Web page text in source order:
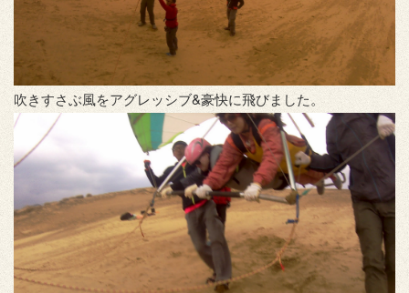
吹きすさぶ風をアグレッシブ&豪快に飛びました。